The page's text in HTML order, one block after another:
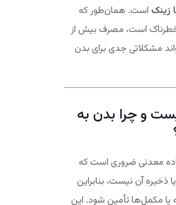
زینک است. همان‌طور که
است، مصرف بیش از
مشکلاتی جدی برای بدن
و چرا بدن به
معدنی ضروری است که
ذخیره آن نیست، بنابراین
یا مکمل‌ها تأمین شود. این